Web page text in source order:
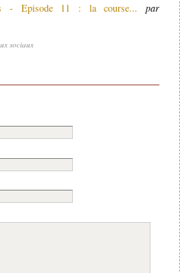
- Episode 11 : la course...
par
sociaux